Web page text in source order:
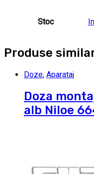
Stoc
Produse
Doze, Aparataj
Doza
alb Niloe